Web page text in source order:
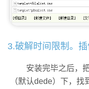
3.破解时间限制。
安装完毕之后，把
（默认dede）下，